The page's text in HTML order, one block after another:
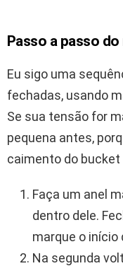
Passo a passo
Eu sigo uma
fechadas, usando
Se sua tensão for
pequena antes,
caimento do
Faça um anel
dentro dele.
marque o início
Na segunda